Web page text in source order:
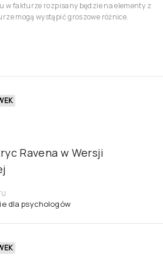
w fakturze rozpisany będzie na elementy z
mogą wystąpić groszowe różnice.
Ravena w Wersji
dla psychologów